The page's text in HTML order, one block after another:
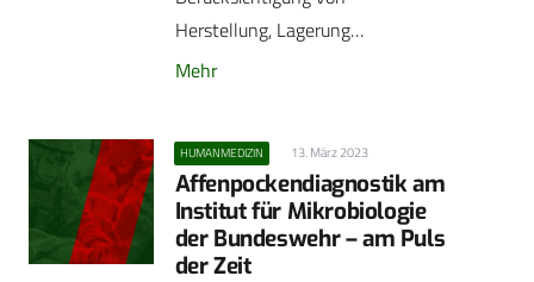
Herstellung, Lagerung…
Mehr
HUMANMEDIZIN 13. März 2023
Affenpockendiagnostik am
Institut für Mikrobiologie
der Bundeswehr – am Puls
der Zeit